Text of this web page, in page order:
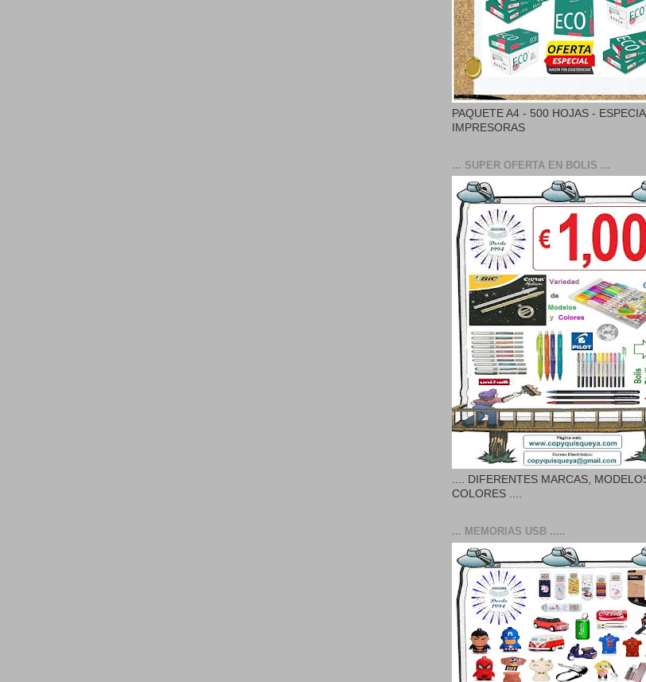
PAQUETE A4 - 500 HOJAS -
IMPRESORAS
... SUPER OFERTA EN BOLIS ...
.... DIFERENTES MARCAS,
COLORES ....
... MEMORIAS USB .....